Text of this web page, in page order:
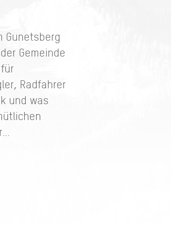
Gunetsberg
Gemeinde
Radfahrer
und was